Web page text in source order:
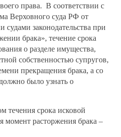
права. В соответствии с
Верховного суда РФ от
законодательства при
брака», течение срока
о разделе имущества,
собственностью супругов,
прекращения брака, а со
было узнать о
течения срока исковой
момент расторжения брака –